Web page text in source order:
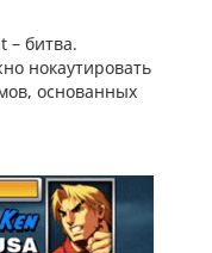
– битва.
нокаутировать
основанных